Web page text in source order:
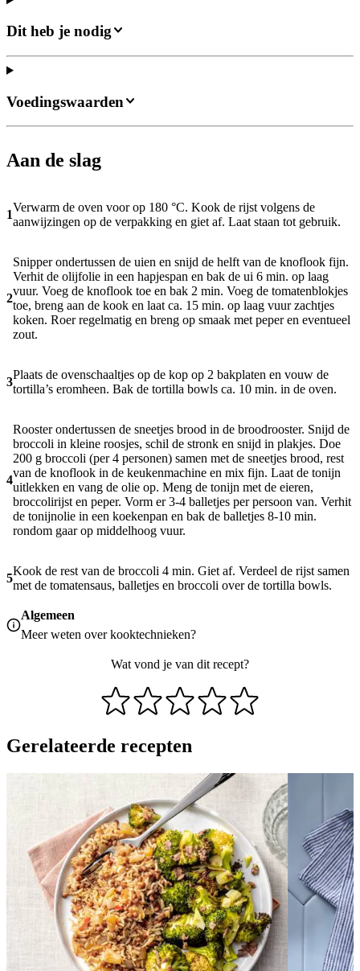
Dit heb je nodig
Aan de slag
1
Verwarm de oven voor op 180 °C. Kook de rijst volgens de
aanwijzingen op de verpakking en giet af. Laat staan tot gebruik.
2
Snipper ondertussen de uien en snijd de helft van de knoflook fijn.
Verhit de olijfolie in een hapjespan en bak de ui 6 min. op laag
vuur. Voeg de knoflook toe en bak 2 min. Voeg de tomatenblokjes
toe, breng aan de kook en laat ca. 15 min. op laag vuur zachtjes
koken. Roer regelmatig en breng op smaak met peper en eventueel
zout.
3
Plaats de ovenschaaltjes op de kop op 2 bakplaten en vouw de
tortilla’s eromheen. Bak de tortilla bowls ca. 10 min. in de oven.
4
Rooster ondertussen de sneetjes brood in de broodrooster. Snijd de
broccoli in kleine roosjes, schil de stronk en snijd in plakjes. Doe
200 g broccoli (per 4 personen) samen met de sneetjes brood, rest
van de knoflook in de keukenmachine en mix fijn. Laat de tonijn
uitlekken en vang de olie op. Meng de tonijn met de eieren,
broccolirijst en peper. Vorm er 3-4 balletjes per persoon van. Verhit
de tonijnolie in een koekenpan en bak de balletjes 8-10 min.
rondom gaar op middelhoog vuur.
5
Kook de rest van de broccoli 4 min. Giet af. Verdeel de rijst samen
met de tomatensaus, balletjes en broccoli over de tortilla bowls.
Algemeen
Meer weten overkooktechnieken?
Wat vond je van dit recept?
Voedingswaarden
Gerelateerde recepten